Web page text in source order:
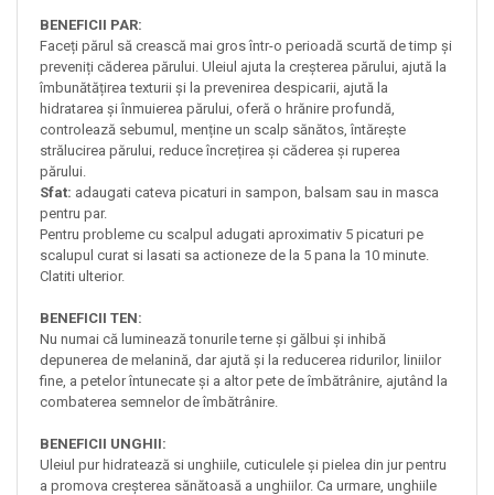
BENEFICII PAR:
Faceți părul să crească mai gros într-o perioadă scurtă de timp și
preveniți căderea părului. Uleiul ajuta la creșterea părului, ajută la
îmbunătățirea texturii și la prevenirea despicarii, ajută la
hidratarea și înmuierea părului, oferă o hrănire profundă,
controlează sebumul, menține un scalp sănătos, întărește
strălucirea părului, reduce încrețirea și căderea și ruperea
părului.
Sfat: adaugati cateva picaturi in sampon, balsam sau in masca
pentru par.
Pentru probleme cu scalpul adugati aproximativ 5 picaturi pe
scalupul curat si lasati sa actioneze de la 5 pana la 10 minute.
Clatiti ulterior.
BENEFICII TEN:
Nu numai că luminează tonurile terne și gălbui și inhibă
depunerea de melanină, dar ajută și la reducerea ridurilor, liniilor
fine, a petelor întunecate și a altor pete de îmbătrânire, ajutând la
combaterea semnelor de îmbătrânire.
BENEFICII UNGHII:
Uleiul pur hidratează si unghiile, cuticulele și pielea din jur pentru
a promova creșterea sănătoasă a unghiilor. Ca urmare, unghiile